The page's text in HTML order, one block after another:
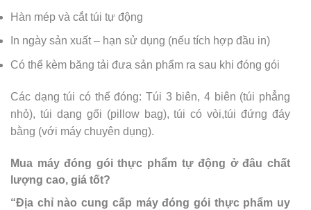
Hàn mép và cắt túi tự động
In ngày sản xuất – hạn sử dụng (nếu tích hợp đầu in)
Có thể kèm băng tải đưa sản phẩm ra sau khi đóng gói
Các dạng túi có thể đóng: Túi 3 biên, 4 biên (túi phẳng
nhỏ), túi dạng gối (pillow bag), túi có vòi,túi đứng đáy
bằng (với máy chuyên dụng).
Mua máy đóng gói thực phẩm tự động ở đâu chất
lượng cao, giá tốt?
“Địa chỉ nào cung cấp máy đóng gói thực phẩm uy